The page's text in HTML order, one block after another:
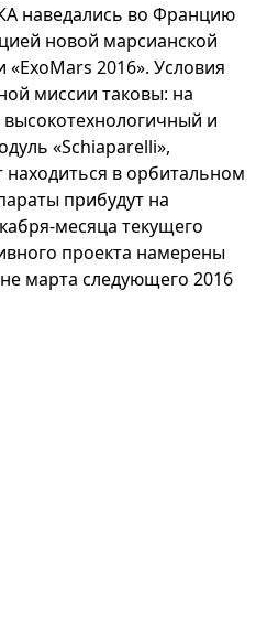
наведались во Францию
новой марсианской
2016». Условия
миссии таковы: на
и
«Schiaparelli»,
находиться в орбитальном
прибудут на
месяца текущего
проекта намерены
марта следующего 2016